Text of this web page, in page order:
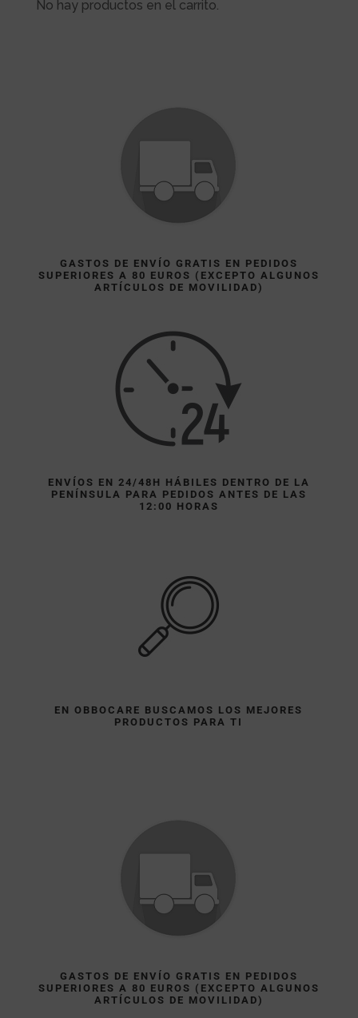
hasta
No hay productos en el carrito.
GASTOS DE ENVÍO GRATIS EN PEDIDOS
SUPERIORES A 80 EUROS (EXCEPTO ALGUNOS
ARTÍCULOS DE MOVILIDAD)
ENVÍOS EN 24/48H HÁBILES DENTRO DE LA
PENÍNSULA PARA PEDIDOS ANTES DE LAS
12:00 HORAS
EN OBBOCARE BUSCAMOS LOS MEJORES
PRODUCTOS PARA TI
GASTOS DE ENVÍO GRATIS EN PEDIDOS
SUPERIORES A 80 EUROS (EXCEPTO ALGUNOS
ARTÍCULOS DE MOVILIDAD)